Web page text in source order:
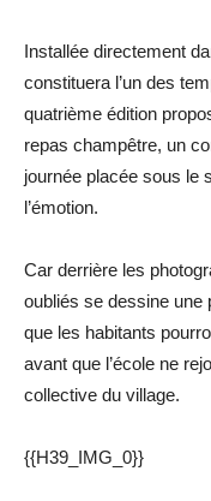
Installée directement
constituera l’un des
quatrième édition
repas champêtre, un
journée placée sous le
l’émotion.
Car derrière les
oubliés se dessine une
que les habitants
avant que l’école ne
collective du village.
{{H39_IMG_0}}